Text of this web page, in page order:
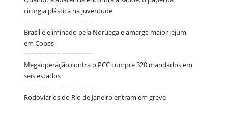
cirurgia plástica na juventude
Brasil é eliminado pela Noruega e amarga maior jejum
em Copas
Megaoperação contra o PCC cumpre 320 mandados em
seis estados
Rodoviários do Rio de Janeiro entram em greve